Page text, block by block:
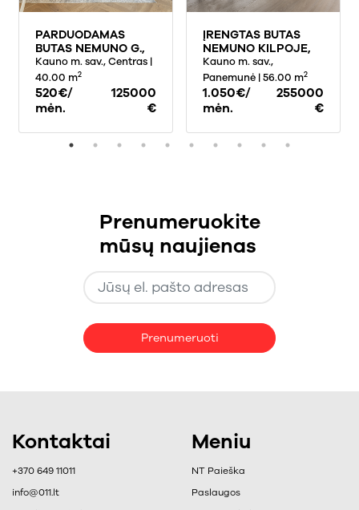
PARDUODAMAS
BUTAS NEMUNO G.,
CENTRE, KAUNAS,
40 KV.M PLOTO
Kauno m. sav., Centras |
40.00 m2
520€/
mėn.
125000
€
ĮRENGTAS BUTAS
NEMUNO KILPOJE,
PANEMUNĖJE
Kauno m. sav.,
Panemunė | 56.00 m2
1.050€/
mėn.
255000
€
Kontaktai
+370 649 11011
info@011.lt
Meniu
NT Paieška
Paslaugos
Prenumeruokite
mūsų naujienas
Prenumeruoti